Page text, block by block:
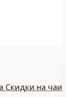
Скидки на чаи